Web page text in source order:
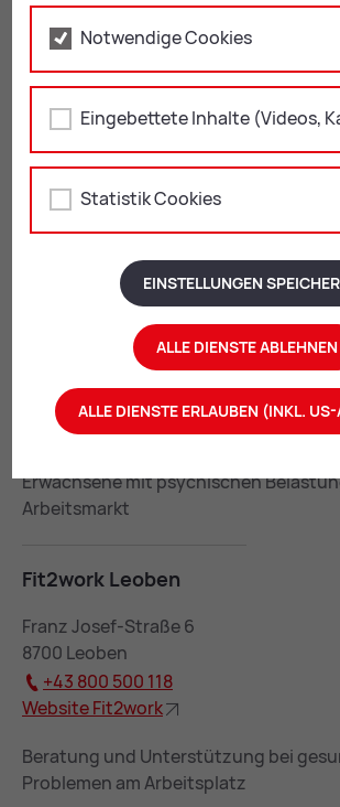
Selbsthilfe für Menschen mit
Be­rufs­in­te­gra­ti­on
Beratung in Leoben möglich – nach
Vereinbarung:
+43 664 / 88 41 51 19
+43 664 / 88 41 51 22
Web­site Ar­beits­as­sis­tenz Stei­er­mark
Erwachsene mit psychischen
Arbeitsmarkt
Fit2work Leo­ben
Franz Josef-Straße 6
8700 Leoben
+43 800 500 118
Web­site Fit2work
Beratung und Unterstützung bei
Problemen am Arbeitsplatz
Notwendige Cookies
Eingebettete Inhalte (Videos,
Statistik Cookies
EINSTELLUNGEN
ALLE DIENSTE ABLEHNEN
ALLE DIENSTE ERLAUBEN (INKL.